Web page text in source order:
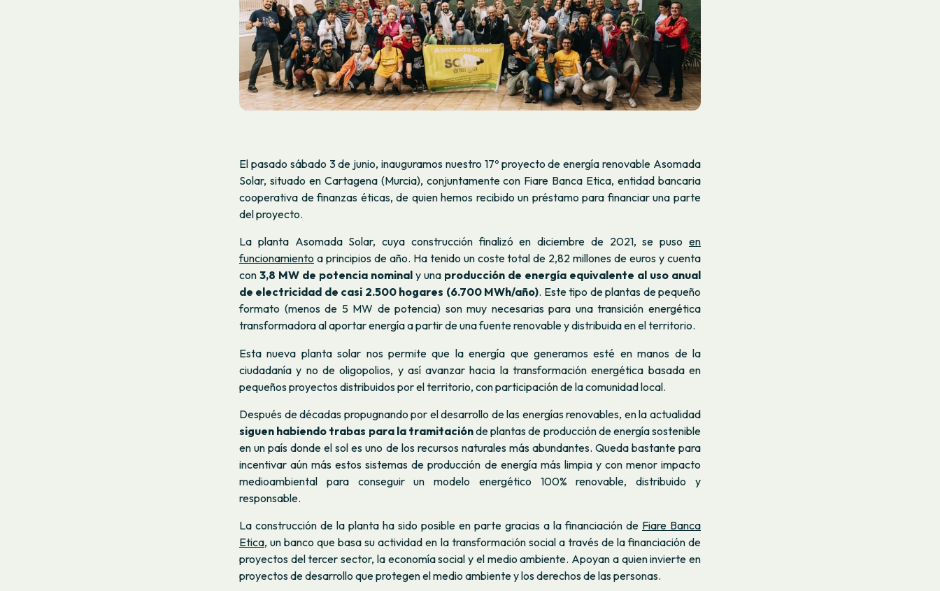
El pasado sábado 3 de junio, inauguramos nuestro 17º proyecto de energía renovable Asomada
Solar, situado en Cartagena (Murcia), conjuntamente con Fiare Banca Etica, entidad bancaria
cooperativa de finanzas éticas, de quien hemos recibido un préstamo para financiar una parte
del proyecto.
La planta Asomada Solar, cuya construcción finalizó en diciembre de 2021, se puso en
funcionamiento a principios de año. Ha tenido un coste total de 2,82 millones de euros y cuenta
con 3,8 MW de potencia nominal y una producción de energía equivalente al uso anual
de electricidad de casi 2.500 hogares (6.700 MWh/año). Este tipo de plantas de pequeño
formato (menos de 5 MW de potencia) son muy necesarias para una transición energética
transformadora al aportar energía a partir de una fuente renovable y distribuida en el territorio.
Esta nueva planta solar nos permite que la energía que generamos esté en manos de la
ciudadanía y no de oligopolios, y así avanzar hacia la transformación energética basada en
pequeños proyectos distribuidos por el territorio, con participación de la comunidad local.
Después de décadas propugnando por el desarrollo de las energías renovables, en la actualidad
siguen habiendo trabas para la tramitaciónde plantas de producción de energía sostenible
en un país donde el sol es uno de los recursos naturales más abundantes. Queda bastante para
incentivar aún más estos sistemas de producción de energía más limpia y con menor impacto
medioambiental para conseguir un modelo energético 100% renovable, distribuido y
responsable.
La construcción de la planta ha sido posible en parte gracias a la financiación de Fiare Banca
Etica, un banco que basa su actividad en la transformación social a través de la financiación de
proyectos del tercer sector, la economía social y el medio ambiente. Apoyan a quien invierte en
proyectos de desarrollo que protegen el medio ambiente y los derechos de las personas.